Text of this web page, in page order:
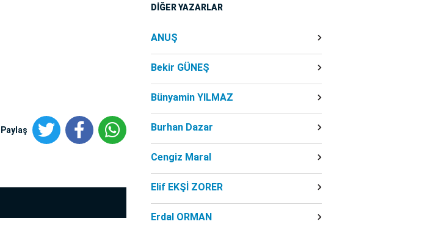
Paylaş
DİĞER YAZARLAR
ANUŞ
Bekir GÜNEŞ
Bünyamin YILMAZ
Burhan Dazar
Cengiz Maral
Elif EKŞİ ZORER
Erdal ORMAN